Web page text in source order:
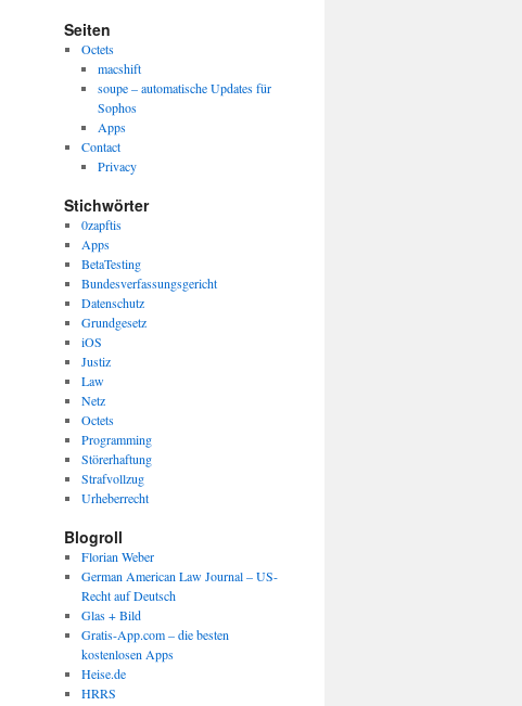
Seiten
Octets
macshift
soupe – automatische Updates für
Sophos
Apps
Contact
Privacy
Stichwörter
0zapftis
Apps
BetaTesting
Bundesverfassungsgericht
Datenschutz
Grundgesetz
iOS
Justiz
Law
Netz
Octets
Programming
Störerhaftung
Strafvollzug
Urheberrecht
Blogroll
Florian Weber
German American Law Journal – US-
Recht auf Deutsch
Glas + Bild
Gratis-App.com – die besten
kostenlosen Apps
Heise.de
HRRS